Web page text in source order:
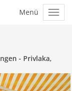
- Privlaka,